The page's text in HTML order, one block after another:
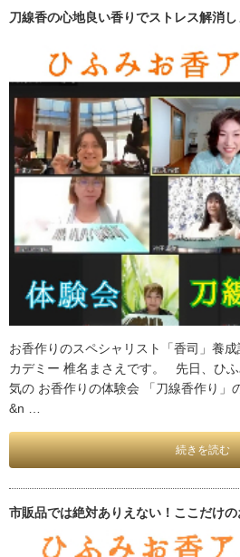
刀線香の心地良い香りでストレス解消し
お香作りのスペシャリスト「香司」養
カデミー 椎名まさえです。 先日、ひ
気の お香作りの体験会 「刀線香作り」
&n …
続きを読む
市販品では絶対ありえない！ここだけの